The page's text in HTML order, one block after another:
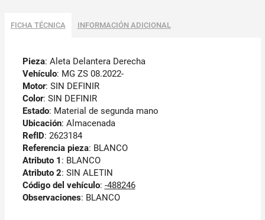
FICHA TÉCNICA INFORMACIÓN ADICIONAL
Pieza: Aleta Delantera Derecha
Vehículo: MG ZS 08.2022-
Motor: SIN DEFINIR
Color: SIN DEFINIR
Estado: Material de segunda mano
Ubicación: Almacenada
RefID: 2623184
Referencia pieza: BLANCO
Atributo 1 : BLANCO
Atributo 2: SIN ALETIN
Código del vehículo: -488246
Observaciones: BLANCO